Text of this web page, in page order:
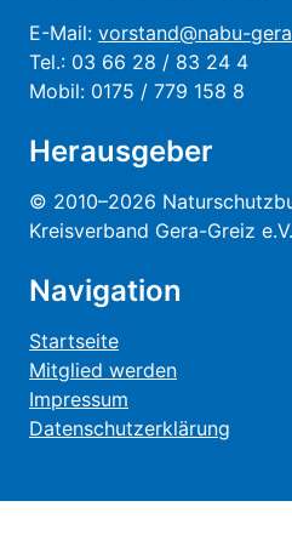
E-Mail: vorstand@nabu-
Tel.: 03 66 28 / 83 24 4
Mobil: 0175 / 779 158 8
Herausgeber
© 2010–2026
Kreisverband Gera-Greiz e.V.
Navigation
Startseite
Mitglied werden
Impressum
Datenschutzerklärung